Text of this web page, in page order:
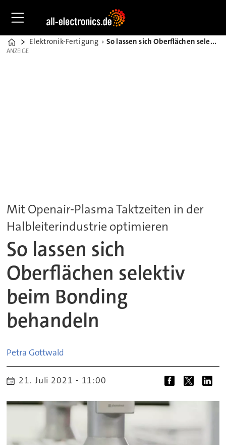
Home
Elektronik-Fertigung So lassen sich Oberflächen selektiv beim Bonding behandeln
ANZEIGE
ANZEIGE
Mit Openair-Plasma Taktzeiten in der
Halbleiterindustrie optimieren
So lassen sich
Oberflächen selektiv
beim Bonding
behandeln
Petra Gottwald
21. Juli 2021 - 11:00